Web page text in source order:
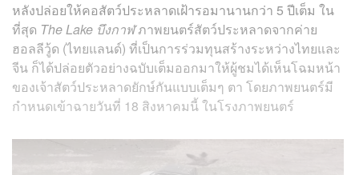
หลังปล่อยให้คอสัตว์ประหลาดเฝ้ารอมานานกว่า 5 ปีเต็ม ใน
ที่สุด The Lake บึงกาฬภาพยนตร์สัตว์ประหลาดจากค่าย
ฮอลลีวู้ด (ไทยแลนด์) ที่เป็นการร่วมทุนสร้างระหว่างไทยและ
จีน ก็ได้ปล่อยตัวอย่างฉบับเต็มออกมาให้ผู้ชมได้เห็นโฉมหน้า
ของเจ้าสัตว์ประหลาดยักษ์กันแบบเต็มๆ ตา โดยภาพยนตร์มี
กำหนดเข้าฉายวันที่ 18 สิงหาคมนี้ ในโรงภาพยนตร์